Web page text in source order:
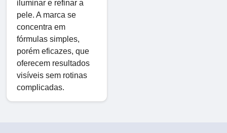
iluminar e refinar a
pele. A marca se
concentra em
fórmulas simples,
porém eficazes, que
oferecem resultados
visíveis sem rotinas
complicadas.